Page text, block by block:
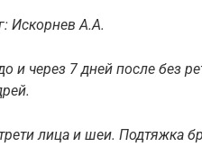
Искорнев А.А.
и через 7 дней после без
лица и шеи. Подтяжка